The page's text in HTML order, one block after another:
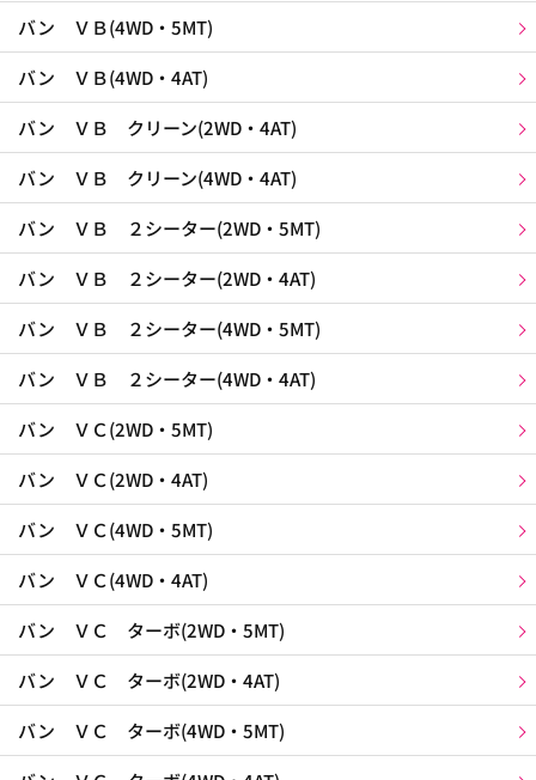
バン ＶＢ(4WD・5MT)
バン ＶＢ(4WD・4AT)
バン ＶＢ クリーン(2WD・4AT)
バン ＶＢ クリーン(4WD・4AT)
バン ＶＢ ２シーター(2WD・5MT)
バン ＶＢ ２シーター(2WD・4AT)
バン ＶＢ ２シーター(4WD・5MT)
バン ＶＢ ２シーター(4WD・4AT)
バン ＶＣ(2WD・5MT)
バン ＶＣ(2WD・4AT)
バン ＶＣ(4WD・5MT)
バン ＶＣ(4WD・4AT)
バン ＶＣ ターボ(2WD・5MT)
バン ＶＣ ターボ(2WD・4AT)
バン ＶＣ ターボ(4WD・5MT)